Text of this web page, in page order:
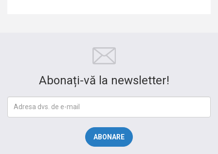
Abonați-vă la newsletter!